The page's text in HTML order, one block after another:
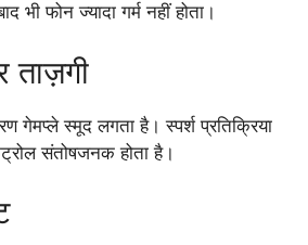
फोन ज्यादा गर्म नहीं होता।
ताज़गी
गेमप्ले स्मूद लगता है। स्पर्श प्रतिक्रिया
संतोषजनक होता है।